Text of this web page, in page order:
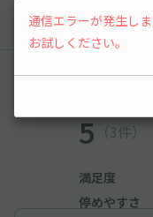
レビュー
5 （3件）
満足度
停めやすさ
通信エラーが発生し
お試しください。